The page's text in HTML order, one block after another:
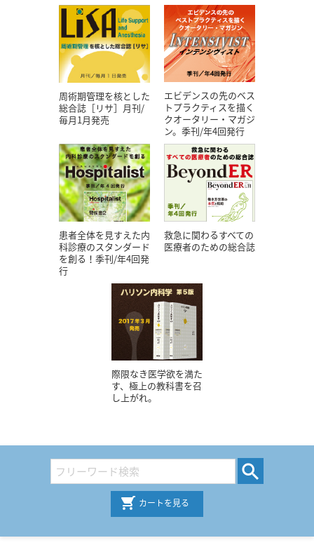
周術期管理を核とした
総合誌［リサ］月刊/
毎月1月発売
エビデンスの先のベス
トプラクティスを描く
クオータリー・マガジ
ン。季刊/年4回発行
患者全体を見すえた内
科診療のスタンダード
を創る！季刊/年4回発
行
救急に関わるすべての
医療者のための総合誌
際限なき医学欲を満た
す、極上の教科書を召
し上がれ。
カートを見る